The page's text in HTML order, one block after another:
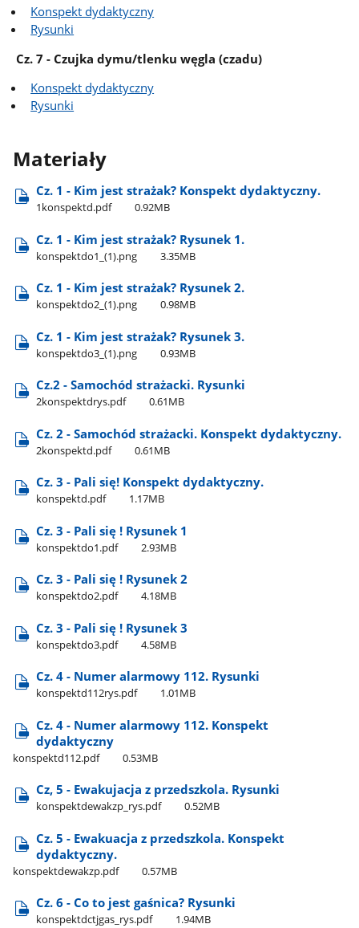
Konspekt dydaktyczny
Rysunki
Cz. 7 - Czujka dymu/tlenku węgla (czadu)
Konspekt dydaktyczny
Rysunki
Materiały
Cz. 1 - Kim jest strażak? Konspekt dydaktyczny.
1konspektd.pdf 0.92MB
Cz. 1 - Kim jest strażak? Rysunek 1.
konspektdo1​_(1).png 3.35MB
Cz. 1 - Kim jest strażak? Rysunek 2.
konspektdo2​_(1).png 0.98MB
Cz. 1 - Kim jest strażak? Rysunek 3.
konspektdo3​_(1).png 0.93MB
Cz.2 - Samochód strażacki. Rysunki
2konspektdrys.pdf 0.61MB
Cz. 2 - Samochód strażacki. Konspekt dydaktyczny.
2konspektd.pdf 0.61MB
Cz. 3 - Pali się! Konspekt dydaktyczny.
konspektd.pdf 1.17MB
Cz. 3 - Pali się ! Rysunek 1
konspektdo1.pdf 2.93MB
Cz. 3 - Pali się ! Rysunek 2
konspektdo2.pdf 4.18MB
Cz. 3 - Pali się ! Rysunek 3
konspektdo3.pdf 4.58MB
Cz. 4 - Numer alarmowy 112. Rysunki
konspektd112rys.pdf 1.01MB
Cz. 4 - Numer alarmowy 112. Konspekt
dydaktyczny
konspektd112.pdf 0.53MB
Cz, 5 - Ewakujacja z przedszkola. Rysunki
konspektdewakzp​_rys.pdf 0.52MB
Cz. 5 - Ewakuacja z przedszkola. Konspekt
dydaktyczny.
konspektdewakzp.pdf 0.57MB
Cz. 6 - Co to jest gaśnica? Rysunki
konspektdctjgas​_rys.pdf 1.94MB